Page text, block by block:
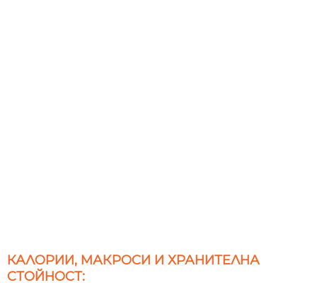
КАЛОРИИ, МАКРОСИ И ХРАНИТЕЛНА
СТОЙНОСТ: